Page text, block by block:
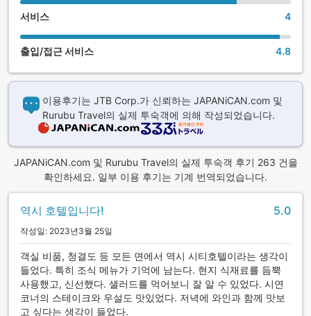
서비스 4
출입/접근 서비스 4.8
이용후기는 JTB Corp.가 신뢰하는 JAPANiCAN.com 및
Rurubu Travel의 실제 투숙객에 의해 작성되었습니다.
JAPANiCAN.com 및 Rurubu Travel의 실제 투숙객 후기 263 건을
확인하세요. 일부 이용 후기는 기계 번역되었습니다.
역시 호텔입니다! 5.0
작성일: 2023년3월 25일
객실 비품, 청결도 등 모든 면에서 역시 시티호텔이라는 생각이
들었다. 특히 조식 메뉴가 기억에 남는다. 현지 식재료를 듬뿍
사용했고, 신선했다. 샐러드를 먹어보니 잘 알 수 있었다. 시연
코너의 스테이크와 우설도 맛있었다. 저녁에 와인과 함께 맛보
고 싶다는 생각이 들었다.